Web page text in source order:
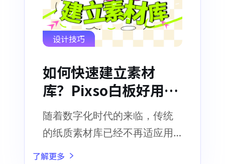
设计技巧
如何快速建立素材
库？Pixso白板好用又
简单！
随着数字化时代的来临，传统
的纸质素材库已经不再适应用
户的需求
了解更多